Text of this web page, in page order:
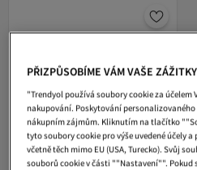
PŘIZPŮSOBÍME VÁM VAŠE ZÁŽITKY
"Trendyol používá soubory cookie za účelem
nakupování. Poskytování
nákupním zájmům. Kliknutím na tlačítko
tyto soubory cookie pro výše uvedené účely
včetně těch mimo EU (USA, Turecko). Svůj
souborů cookie v části ""Nastavení"".